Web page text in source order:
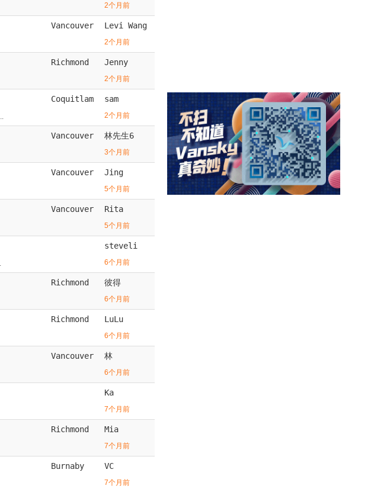
2个月前
Vancouver Levi Wang
2个月前
Richmond Jenny
2个月前
Coquitlam sam
2个月前
Vancouver 林先生6
3个月前
Vancouver Jing
5个月前
Vancouver Rita
5个月前
steveli
6个月前
Richmond 彼得
6个月前
Richmond LuLu
6个月前
Vancouver 林
6个月前
Ka
7个月前
Richmond Mia
7个月前
Burnaby VC
7个月前